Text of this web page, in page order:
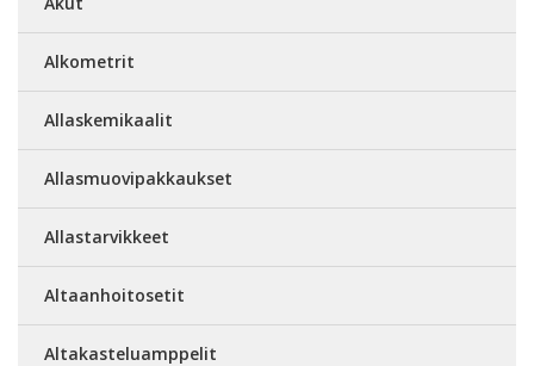
Alkometrit
Allaskemikaalit
Allasmuovipakkaukset
Allastarvikkeet
Altaanhoitosetit
Altakasteluamppelit